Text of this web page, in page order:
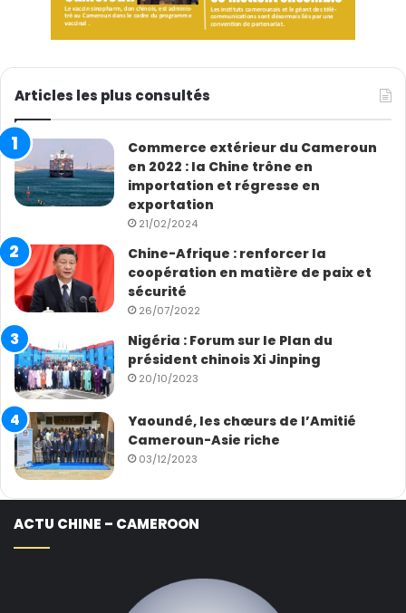
Articles les plus consultés
Commerce extérieur du Cameroun
en 2022 : la Chine trône en
importation et régresse en
exportation
21/02/2024
Chine-Afrique : renforcer la
coopération en matière de paix et
sécurité
26/07/2022
Nigéria : Forum sur le Plan du
président chinois Xi Jinping
20/10/2023
Yaoundé, les chœurs de l’Amitié
Cameroun-Asie riche
03/12/2023
ACTU CHINE – CAMEROON